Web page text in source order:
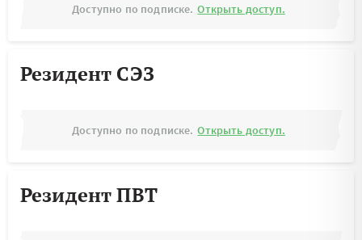
Доступно по подписке. Открыть доступ.
Резидент СЭЗ
Доступно по подписке. Открыть доступ.
Резидент ПВТ